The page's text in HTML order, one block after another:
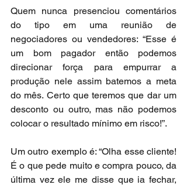
Quem nunca presenciou comentários
do tipo em uma reunião de
negociadores ou vendedores: “Esse é
um bom pagador então podemos
direcionar força para empurrar a
produção nele assim batemos a meta
do mês. Certo que teremos que dar um
desconto ou outro, mas não podemos
colocar o resultado mínimo em risco!”.
Um outro exemplo é: “Olha esse cliente!
É o que pede muito e compra pouco, da
última vez ele me disse que ia fechar,